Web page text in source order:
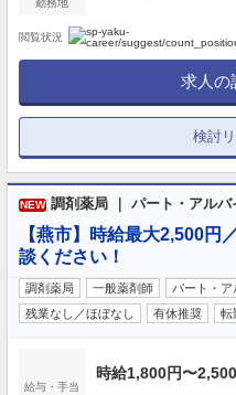
勤務地
閲覧状況
求人の
検討
NEW 調剤薬局 ｜ パート・アルバ
【燕市】時給最大2,500円
談ください！
調剤薬局 一般薬剤師 パート・ア
残業なし／ほぼなし
有休推奨 転
給与・手当
時給1,800円〜